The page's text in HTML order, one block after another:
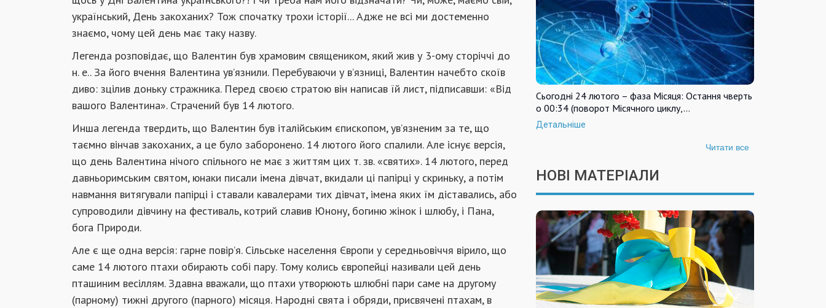
український, День закоханих? Тож спочатку трохи історії... Адже не всі ми достеменно
знаємо, чому цей день має таку назву.
Легенда розповідає, що Валентин був храмовим священиком, який жив у 3-ому сторіччі до
н. е.. За його вчення Валентина ув’язнили. Перебуваючи у в’язниці, Валентин начебто скоїв
диво: зцілив доньку стражника. Перед своєю стратою він написав їй лист, підписавши: «Від
вашого Валентина». Страчений був 14 лютого.
Инша легенда твердить, що Валентин був італійським єпископом, ув’язненим за те, що
таємно вінчав закоханих, а це було заборонено. 14 лютого його спалили. Але існує версія,
що день Валентина нічого спільного не має з життям цих т. зв. «святих». 14 лютого, перед
давньоримським святом, юнаки писали імена дівчат, вкидали ці папірці у скриньку, а потім
навмання витягували папірці і ставали кавалерами тих дівчат, імена яких їм діставались, або
супроводили дівчину на фестиваль, котрий славив Юнону, богиню жінок і шлюбу, і Пана,
бога Природи.
Але є ще одна версія: гарне повір’я. Сільське населення Європи у середньовіччя вірило, що
саме 14 лютого птахи обирають собі пару. Тому колись європейці називали цей день
пташиним весіллям. Здавна вважали, що птахи утворюють шлюбні пари саме на другому
(парному) тижні другого (парного) місяця. Народні свята і обряди, присвячені птахам, в
Сьогодні 24 лютого – фаза Місяця: Остання чверть
о 00:34 (поворот Місячного циклу,…
Детальніше
Читати все
НОВІ МАТЕРІАЛИ